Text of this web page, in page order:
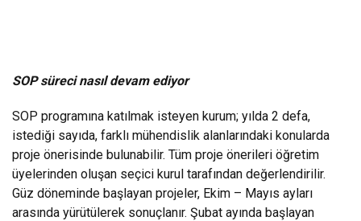
SOP süreci nasıl devam ediyor
SOP programına katılmak isteyen kurum; yılda 2 defa,
istediği sayıda, farklı mühendislik alanlarındaki konularda
proje önerisinde bulunabilir. Tüm proje önerileri öğretim
üyelerinden oluşan seçici kurul tarafından değerlendirilir.
Güz döneminde başlayan projeler, Ekim – Mayıs ayları
arasında yürütülerek sonuçlanır. Şubat ayında başlayan